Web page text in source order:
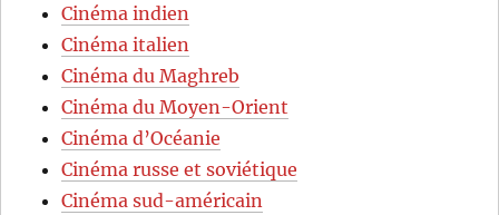
Cinéma indien
Cinéma italien
Cinéma du Maghreb
Cinéma du Moyen-Orient
Cinéma d’Océanie
Cinéma russe et soviétique
Cinéma sud-américain